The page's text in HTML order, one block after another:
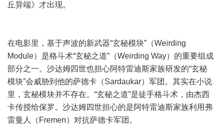
丘异端》才出现。
在电影里，基于声波的新武器“玄秘模块”（Weirding
Module）是格斗术“玄秘之道”（Weirding Way）的重要组成
部分之一。沙达姆四世也担心阿特雷迪斯家族研发的“玄秘
模块”会威胁到他的萨德卡（Sardaukar）军团。其实在小说
里，玄秘模块并不存在。“玄秘之道”是徒手格斗术，由杰西
卡传授给保罗。沙达姆四世担心的是阿特雷迪斯家族利用弗
雷曼人（Fremen）对抗萨德卡军团。